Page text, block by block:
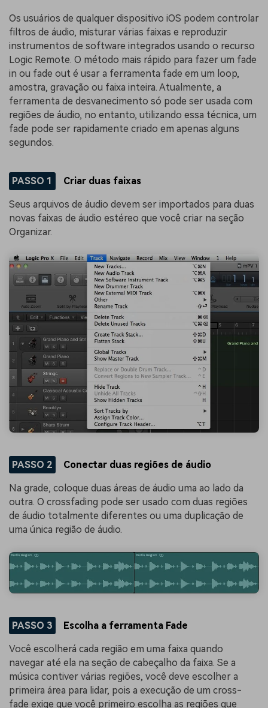
Os usuários de qualquer dispositivo iOS podem controlar
filtros de áudio, misturar várias faixas e reproduzir
instrumentos de software integrados usando o recurso
Logic Remote. O método mais rápido para fazer um fade
in ou fade out é usar a ferramenta fade em um loop,
amostra, gravação ou faixa inteira. Atualmente, a
ferramenta de desvanecimento só pode ser usada com
regiões de áudio, no entanto, utilizando essa técnica, um
fade pode ser rapidamente criado em apenas alguns
segundos.
PASSO 1 Criar duas faixas
Seus arquivos de áudio devem ser importados para duas
novas faixas de áudio estéreo que você criar na seção
Organizar.
PASSO 2 Conectar duas regiões de áudio
Na grade, coloque duas áreas de áudio uma ao lado da
outra. O crossfading pode ser usado com duas regiões
de áudio totalmente diferentes ou uma duplicação de
uma única região de áudio.
PASSO 3 Escolha a ferramenta Fade
Você escolherá cada região em uma faixa quando
navegar até ela na seção de cabeçalho da faixa. Se a
música contiver várias regiões, você deve escolher a
primeira área para lidar, pois a execução de um cross-
fade exige que você primeiro escolha as regiões que